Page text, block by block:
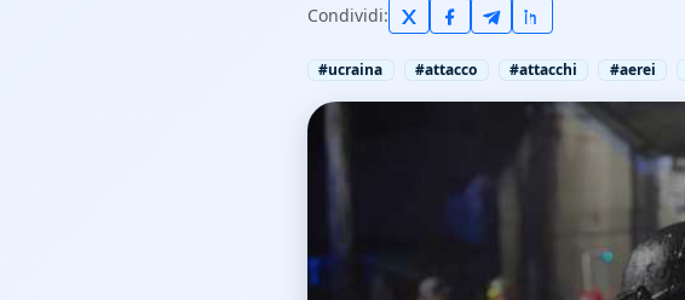
Condividi:
#ucraina #attacco #attacchi #aerei